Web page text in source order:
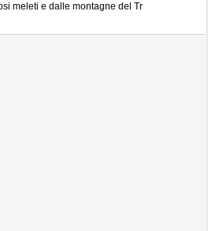
meleti e dalle montagne del Tr